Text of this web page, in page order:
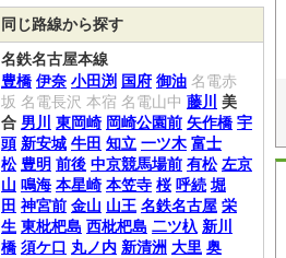
同じ路線から探す
名鉄名古屋本線
豊橋 伊奈 小田渕 国府 御油 名電赤
坂 名電長沢 本宿 名電山中 藤川
美
合 男川 東岡崎 岡崎公園前 矢作橋 宇
頭 新安城 牛田 知立 一ツ木 富士
松 豊明 前後 中京競馬場前 有松 左京
山 鳴海 本星崎 本笠寺 桜 呼続 堀
田 神宮前 金山 山王 名鉄名古屋 栄
生 東枇杷島 西枇杷島 二ツ杁 新川
橋 須ケ口 丸ノ内 新清洲 大里 奥